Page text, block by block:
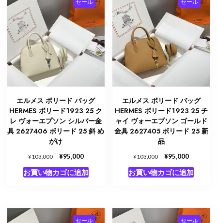
た。
で
た。
で
す。
セール
エルメス ボリード バッグ
HERMES ボリード1923 25 ク
レ ヴォーエプソン シルバー金
具 2627406 ボリード 25 斜 め
がけ
¥103,000
元
の
価
¥95,000現
在
の
¥95,000
お買い物カゴに追加
セール
エルメス ボリード バッグ
HERMES ボリード1923 25 チ
ャイ ヴォーエプソン ゴールド
金具 2627405 ボリード 25 新
品
¥103,000
元
の
価
¥95,000現
在
の
¥95,000
お買い物カゴに追加
セール セール